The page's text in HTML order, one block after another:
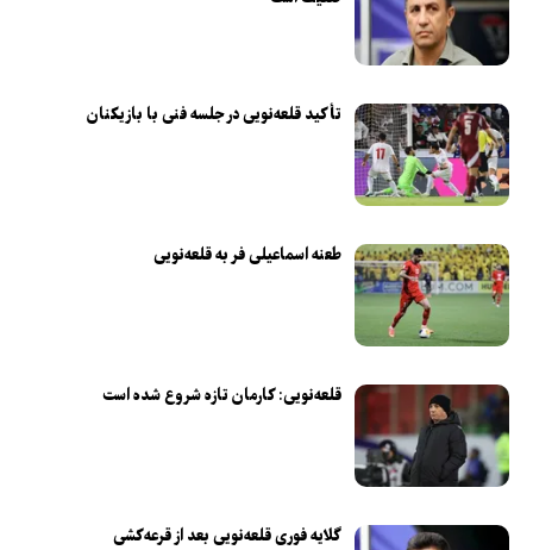
تأکید قلعه‌نویی در جلسه فنی با بازیکنان
طعنه اسماعیلی‌ فر به قلعه‌نویی
قلعه‌نویی: کارمان تازه شروع شده است
گلایه فوری قلعه‌نویی بعد از قرعه‌کشی